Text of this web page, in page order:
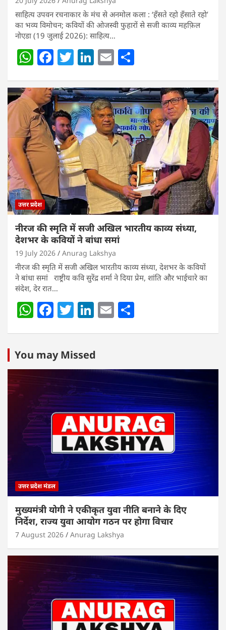
साहित्य उपवन रचनाकार के मंच से अनमोल कला : ‘हॅंसते रहो हॅंसाते रहो’
का भव्य विमोचन; कवियों की ओजस्वी फुहारों से सजी काव्य महफ़िल
नोएडा (19 जुलाई 2026): साहित्य…
W
at
s
A
p
p
F
c
e
b
o
o
k
T
itt
er
Li
k
e
dI
n
E
ai
l
ar
e
उत्तर प्रदेश
नीरज की स्मृति में सजी अखिल भारतीय काव्य संध्या,
देशभर के कवियों ने बांधा समां
19 July 2026 Anurag Lakshya
नीरज की स्मृति में सजी अखिल भारतीय काव्य संध्या, देशभर के कवियों
ने बांधा समां राष्ट्रीय कवि सुरेंद्र शर्मा ने दिया प्रेम, शांति और भाईचारे का
संदेश, देर रात…
W
s
A
p
p
F
e
b
o
o
T
er
Li
e
dI
n
E
You may Missed
उत्तर प्रदेश मंडल
मुख्यमंत्री योगी ने एकीकृत युवा नीति बनाने के दिए
निर्देश, राज्य युवा आयोग गठन पर होगा विचार
7 August 2026 Anurag Lakshya